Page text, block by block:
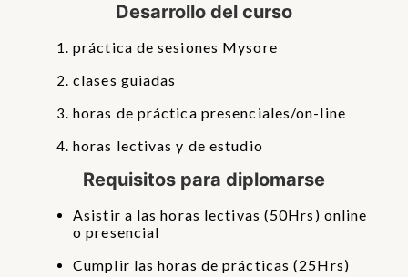
Desarrollo del curso
práctica de sesiones Mysore
clases guiadas
horas de práctica presenciales/on-line
horas lectivas y de estudio
Requisitos para diplomarse
Asistir a las horas lectivas (50Hrs) online
o presencial
Cumplir las horas de prácticas (25Hrs)